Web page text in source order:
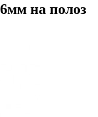
на полоз